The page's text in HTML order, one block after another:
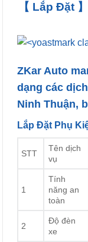
【 Lắp Đặt
ZKar Auto
dạng các
Ninh Thuận,
Lắp Đặt Phụ
STT
Tên dịch
vụ
1
Tính
năng an
toàn
2
Độ đèn
xe